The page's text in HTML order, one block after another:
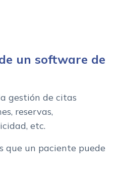
un software de
gestión de citas
reservas,
etc.
que un paciente puede